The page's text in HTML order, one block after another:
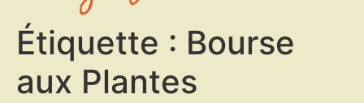
Étiquette : Bourse
aux Plantes